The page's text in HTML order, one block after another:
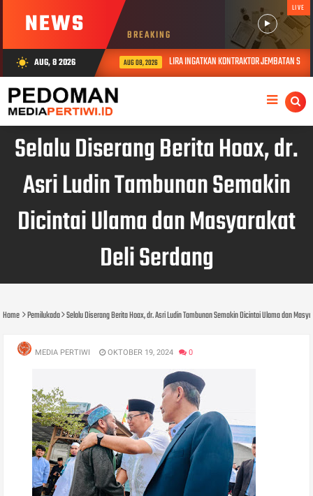
NEWS BREAKING
LIVE
wb_sunny AUG, 8 2026 AUG 08, 2026 LIRA INGATKAN KONTRAKTOR JEMBATAN S.
Selalu Diserang Berita Hoax, dr.
Asri Ludin Tambunan Semakin
Dicintai Ulama dan Masyarakat
Deli Serdang
Home Pemilukada Selalu Diserang Berita Hoax, dr. Asri Ludin Tambunan Semakin Dicintai Ulama dan
MEDIA PERTIWI OKTOBER 19, 2024 0